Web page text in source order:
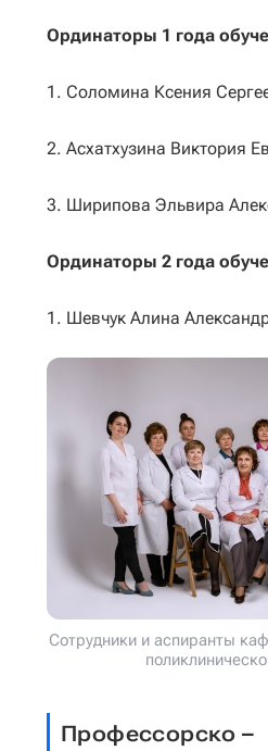
Ординаторы 1 года
1. Соломина Ксения
2. Асхатхузина Виктория
3. Ширипова Эльвира
Ординаторы 2 года
1. Шевчук Алина
Сотрудники и аспиранты
Профессорско –